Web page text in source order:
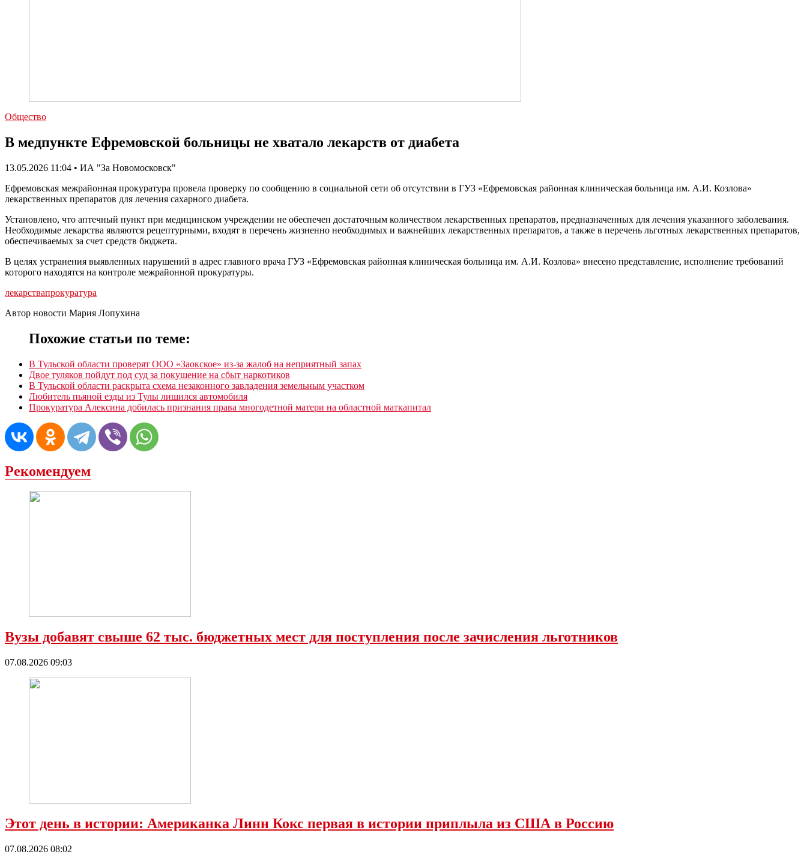
Общество
В медпункте Ефремовской больницы не хватало лекарств от диабета
13.05.2026 11:04 • ИА "За Новомосковск"
Ефремовская межрайонная прокуратура провела проверку по сообщению в социальной сети об отсутствии в ГУЗ «Ефремовская районная клиническая больница им. А.И. Козлова»
лекарственных препаратов для лечения сахарного диабета.
Установлено, что аптечный пункт при медицинском учреждении не обеспечен достаточным количеством лекарственных препаратов, предназначенных для лечения указанного заболевания.
Необходимые лекарства являются рецептурными, входят в перечень жизненно необходимых и важнейших лекарственных препаратов, а также в перечень льготных лекарственных препаратов,
обеспечиваемых за счет средств бюджета.
В целях устранения выявленных нарушений в адрес главного врача ГУЗ «Ефремовская районная клиническая больница им. А.И. Козлова» внесено представление, исполнение требований
которого находятся на контроле межрайонной прокуратуры.
лекарствапрокуратура
Автор новости Мария Лопухина
Похожие статьи по теме:
В Тульской области проверят ООО «Заокское» из-за жалоб на неприятный запах
Двое туляков пойдут под суд за покушение на сбыт наркотиков
В Тульской области раскрыта схема незаконного завладения земельным участком
Любитель пьяной езды из Тулы лишился автомобиля
Прокуратура Алексина добилась признания права многодетной матери на областной маткапитал
Рекомендуем
Вузы добавят свыше 62 тыс. бюджетных мест для поступления после зачисления льготников
07.08.2026 09:03
Этот день в истории: Американка Линн Кокс первая в истории приплыла из США в Россию
07.08.2026 08:02